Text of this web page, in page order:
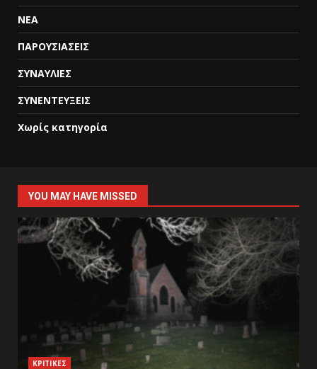
ΝΕΑ
ΠΑΡΟΥΣΙΑΣΕΙΣ
ΣΥΝΑΥΛΙΕΣ
ΣΥΝΕΝΤΕΥΞΕΙΣ
Χωρίς κατηγορία
YOU MAY HAVE MISSED
ΚΡΙΤΙΚΕΣ